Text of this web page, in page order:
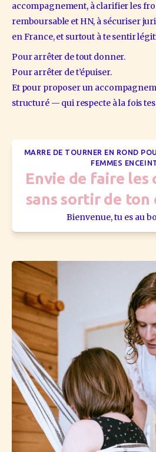
accompagnement, à clarifier les
remboursable et HN, à sécuriser
en France, et surtout à te sentir
Pour arrêter de tout donner.
Pour arrêter de t’épuiser.
Et pour proposer un
structuré — qui respecte à la fois
MARRE DE TOURNER EN ROND
FEMMES
Envie de faire les
sans sortir de ton
Bienvenue, tu es au